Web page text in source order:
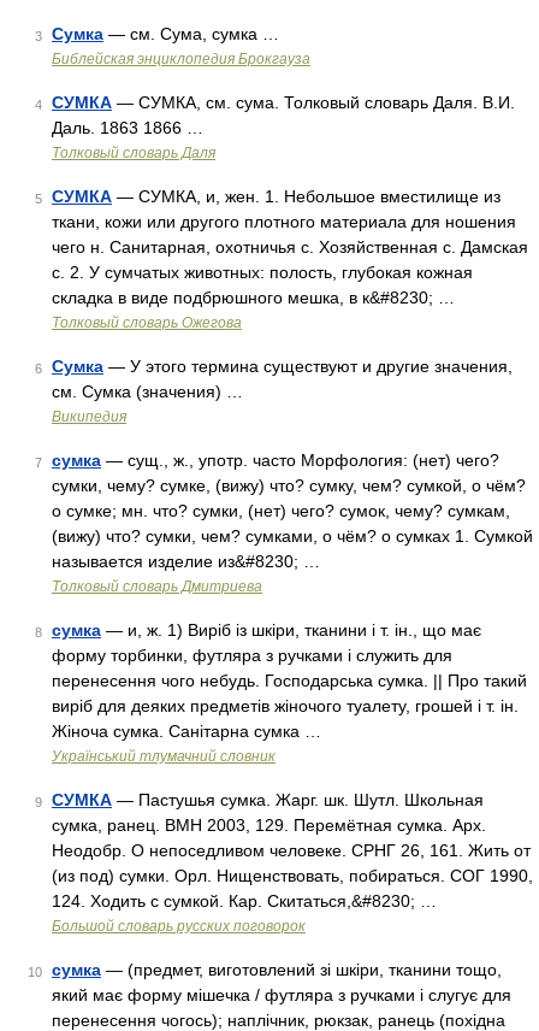
3 Сумка — см. Сума, сумка …
Библейская энциклопедия Брокгауза
4 СУМКА — СУМКА, см. сума. Толковый словарь Даля. В.И.
Даль. 1863 1866 …
Толковый словарь Даля
5 СУМКА — СУМКА, и, жен. 1. Небольшое вместилище из
ткани, кожи или другого плотного материала для ношения
чего н. Санитарная, охотничья с. Хозяйственная с. Дамская
с. 2. У сумчатых животных: полость, глубокая кожная
складка в виде подбрюшного мешка, в к&#8230; …
Толковый словарь Ожегова
6 Сумка — У этого термина существуют и другие значения,
см. Сумка (значения) …
Википедия
7 сумка — сущ., ж., употр. часто Морфология: (нет) чего?
сумки, чему? сумке, (вижу) что? сумку, чем? сумкой, о чём?
о сумке; мн. что? сумки, (нет) чего? сумок, чему? сумкам,
(вижу) что? сумки, чем? сумками, о чём? о сумках 1. Сумкой
называется изделие из&#8230; …
Толковый словарь Дмитриева
8 сумка — и, ж. 1) Виріб із шкіри, тканини і т. ін., що має
форму торбинки, футляра з ручками і служить для
перенесення чого небудь. Господарська сумка. || Про такий
виріб для деяких предметів жіночого туалету, грошей і т. ін.
Жіноча сумка. Санітарна сумка …
Український тлумачний словник
9 СУМКА — Пастушья сумка. Жарг. шк. Шутл. Школьная
сумка, ранец. ВМН 2003, 129. Перемётная сумка. Арх.
Неодобр. О непоседливом человеке. СРНГ 26, 161. Жить от
(из под) сумки. Орл. Нищенствовать, побираться. СОГ 1990,
124. Ходить с сумкой. Кар. Скитаться,&#8230; …
Большой словарь русских поговорок
10 сумка — (предмет, виготовлений зі шкіри, тканини тощо,
який має форму мішечка / футляра з ручками і слугує для
перенесення чогось); наплічник, рюкзак, ранець (похідна